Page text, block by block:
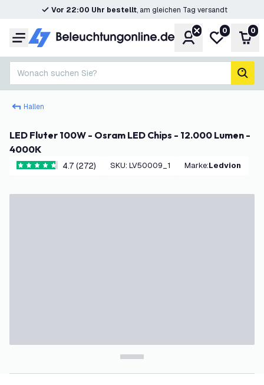
Vor 22:00 Uhr bestellt, am gleichen Tag versandt
Menü KontoMeine
0 0
Wonach suchen Sie?
Hallen
LED Fluter 100W - Osram LED Chips - 12.000 Lumen -
4000K
4.7 Bewertungssterne
4.7 (272) SKU: LV50009_1 Marke: Ledvion